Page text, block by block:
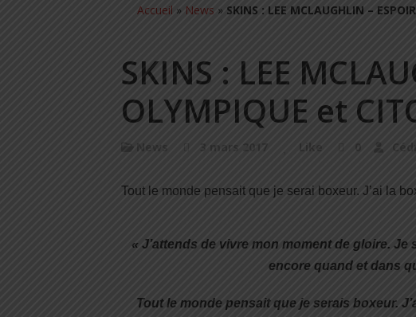
Accueil » News » SKINS : LEE MCLAUGHLIN –
SKINS : LEE
OLYMPIQUE et
News 3 mars 2017 Like 0
Tout le monde pensait que je serai boxeur. J’ai la
« J’attends de vivre mon moment de gloire. Je
encore quand et dans
Tout le monde pensait que je serais boxeur.